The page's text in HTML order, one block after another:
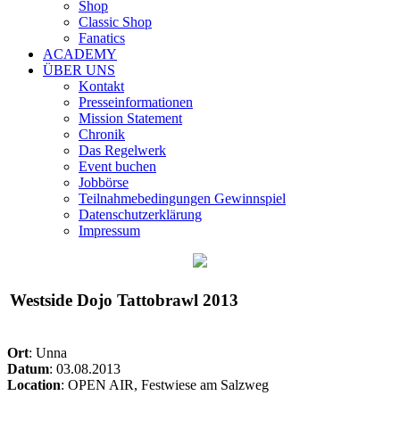
Shop
Classic Shop
Fanatics
ACADEMY
ÜBER UNS
Kontakt
Presseinformationen
Mission Statement
Chronik
Das Regelwerk
Event buchen
Jobbörse
Teilnahmebedingungen Gewinnspiel
Datenschutzerklärung
Impressum
Westside Dojo Tattobrawl 2013
Ort: Unna
Datum: 03.08.2013
Location: OPEN AIR, Festwiese am Salzweg